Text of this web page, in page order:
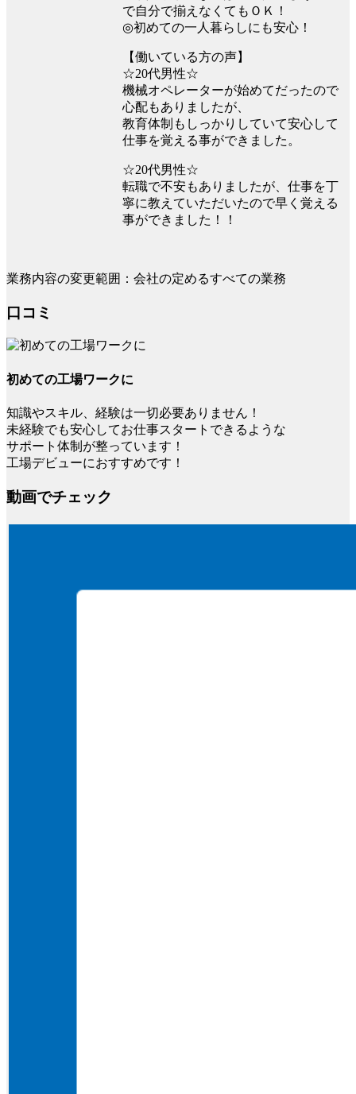
で自分で揃えなくてもＯＫ！
◎初めての一人暮らしにも安心！
【働いている方の声】
☆20代男性☆
機械オペレーターが始めてだったので
心配もありましたが、
教育体制もしっかりしていて安心して
仕事を覚える事ができました。
☆20代男性☆
転職で不安もありましたが、仕事を丁
寧に教えていただいたので早く覚える
事ができました！！
業務内容の変更範囲：会社の定めるすべての業務
口コミ
初めての工場ワークに
知識やスキル、経験は一切必要ありません！
未経験でも安心してお仕事スタートできるような
サポート体制が整っています！
工場デビューにおすすめです！
動画でチェック